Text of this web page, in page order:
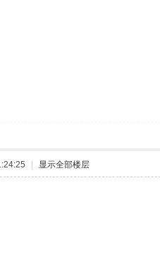
显示全部楼层